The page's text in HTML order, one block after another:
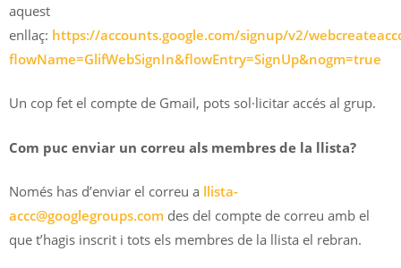
aquest
enllaç: https://accounts.google.com/signup/v2/
flowName=GlifWebSignIn&flowEntry=SignUp&nogm=true
Un cop fet el compte de Gmail, pots sol·licitar accés al grup.
Com puc enviar un correu als membres de la llista?
Només has d’enviar el correu a llista-
accc@googlegroups.com des del compte de correu amb el
que t’hagis inscrit i tots els membres de la llista el rebran.